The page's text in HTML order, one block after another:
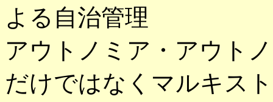
よる自治管理
アウトノミア・アウト
だけではなくマルキス